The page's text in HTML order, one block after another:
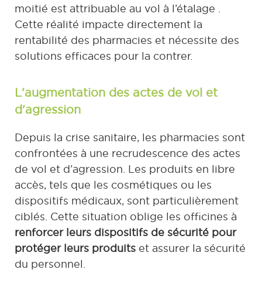
moitié est attribuable au vol à l’étalage .
Cette réalité impacte directement la
rentabilité des pharmacies et nécessite des
solutions efficaces pour la contrer.
L'augmentation des actes de vol et
d'agression
Depuis la crise sanitaire, les pharmacies sont
confrontées à une recrudescence des actes
de vol et d’agression. Les produits en libre
accès, tels que les cosmétiques ou les
dispositifs médicaux, sont particulièrement
ciblés. Cette situation oblige les officines à
renforcer leurs dispositifs de sécurité pour
protéger leurs produits et assurer la sécurité
du personnel.